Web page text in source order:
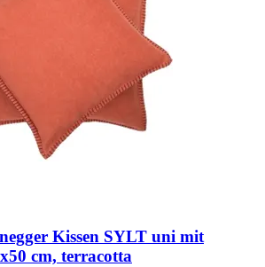
Kissen SYLT uni mit
cm, terracotta